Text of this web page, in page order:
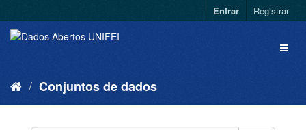
Entrar Registrar
Conjuntos de dados